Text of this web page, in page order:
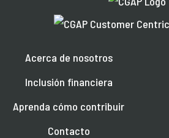
Acerca de nosotros
Inclusión financiera
Aprenda cómo contribuir
Contacto